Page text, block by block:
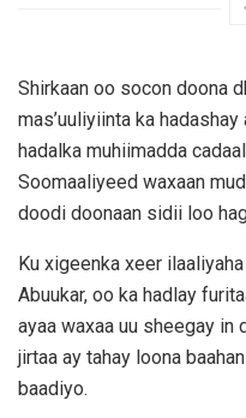
Shirkaan oo socon doona
mas’uuliyiinta ka
hadalka muhiimadda
Soomaaliyeed waxaan
doodi doonaan sidii loo
Ku xigeenka xeer
Abuukar, oo ka hadlay
ayaa waxaa uu sheegay in
jirtaa ay tahay loona
baadiyo.